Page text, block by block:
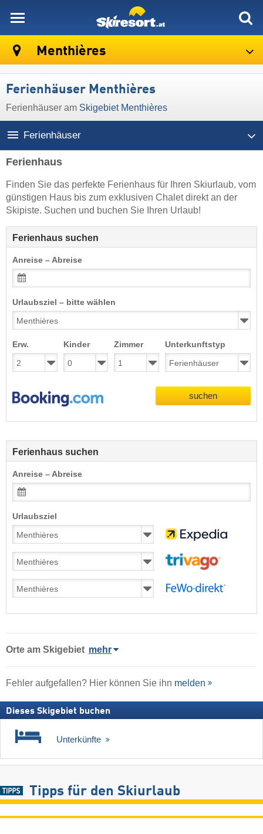
Menthières
Ferienhäuser Menthières
Ferienhäuser am Skigebiet Menthières
Ferienhäuser
Ferienhaus
Finden Sie das perfekte Ferienhaus für Ihren Skiurlaub, vom
günstigen Haus bis zum exklusiven Chalet direkt an der
Skipiste. Suchen und buchen Sie Ihren Urlaub!
Ferienhaus suchen
Anreise – Abreise
Urlaubsziel – bitte wählen
Erw. Kinder Zimmer Unterkunftstyp
suchen
Ferienhaus suchen
Anreise – Abreise
Urlaubsziel
Orte am Skigebiet mehr
Fehler aufgefallen? Hier können Sie ihn melden
Dieses Skigebiet buchen
Unterkünfte
Tipps für den Skiurlaub